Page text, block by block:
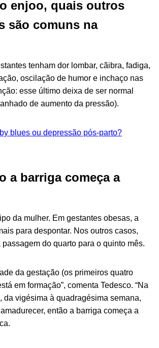
enjoo, quais outros
são comuns na
tenham dor lombar, cãibra, fadiga,
oscilação de humor e inchaço nas
esse último deixa de ser normal
de aumento da pressão).
blues ou depressão pós-parto?
a barriga começa a
da mulher. Em gestantes obesas, a
para despontar. Nos outros casos,
do quarto para o quinto mês.
da gestação (os primeiros quatro
em formação”, comenta Tedesco. “Na
da vigésima à quadragésima semana,
então a barriga começa a